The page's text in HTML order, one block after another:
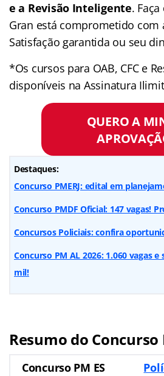
e a Revisão Inteligente.
Gran está comprometido com
Satisfação garantida ou seu
*Os cursos para OAB, CFC e
disponíveis na Assinatura
QUERO A
Destaques:
Concurso PMERJ: edital em
Concurso PMDF Oficial: 147 vagas!
Concursos Policiais: confira
Concurso PM AL 2026: 1.060 vagas e
mil!
Resumo do Concurso
Concurso PM ES